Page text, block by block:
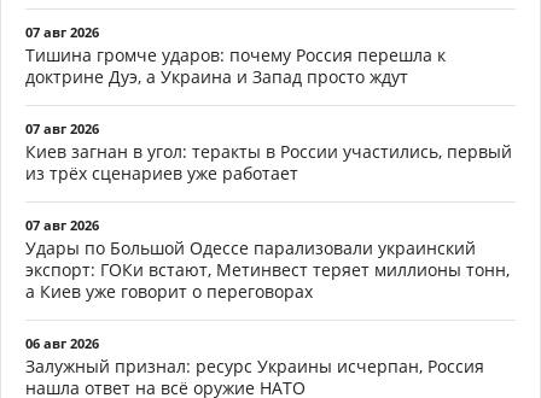
07 авг 2026
Тишина громче ударов: почему Россия перешла к
доктрине Дуэ, а Украина и Запад просто ждут
07 авг 2026
Киев загнан в угол: теракты в России участились, первый
из трёх сценариев уже работает
07 авг 2026
Удары по Большой Одессе парализовали украинский
экспорт: ГОКи встают, Метинвест теряет миллионы тонн,
а Киев уже говорит о переговорах
06 авг 2026
Залужный признал: ресурс Украины исчерпан, Россия
нашла ответ на всё оружие НАТО